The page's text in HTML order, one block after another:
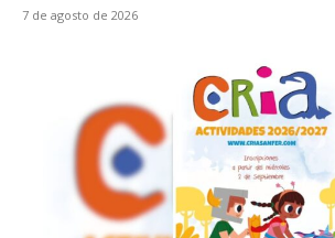
7 de agosto de 2026